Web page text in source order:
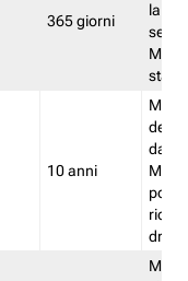
365 giorni
la
stato
10 anni
delle